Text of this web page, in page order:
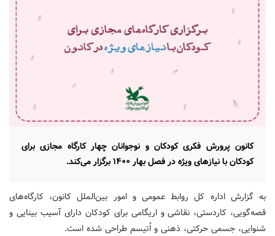
کانون پرورش فکری کودکان و نوجوانان چهار کارگاه مجازی برای
کودکان با نیازهای ویژه در فصل بهار ۱۴۰۰ برگزار می‌کند.
به گزارش اداره کل روابط عمومی و امور بین‌الملل کانون، کارگاه‌های
قصه‌گویی، کاردستی، نقاشی و اریگامی برای کودکان دارای آسیب ‌بینایی و
شنوایی، جسمی حرکتی، ذهنی و اُتیسم طراحی شده است.